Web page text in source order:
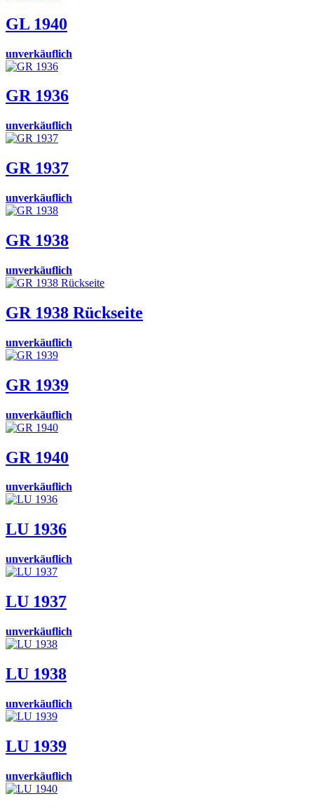
GL 1940
unverkäuflich
GR 1936
unverkäuflich
GR 1937
unverkäuflich
GR 1938
unverkäuflich
GR 1938 Rückseite
unverkäuflich
GR 1939
unverkäuflich
GR 1940
unverkäuflich
LU 1936
unverkäuflich
LU 1937
unverkäuflich
LU 1938
unverkäuflich
LU 1939
unverkäuflich